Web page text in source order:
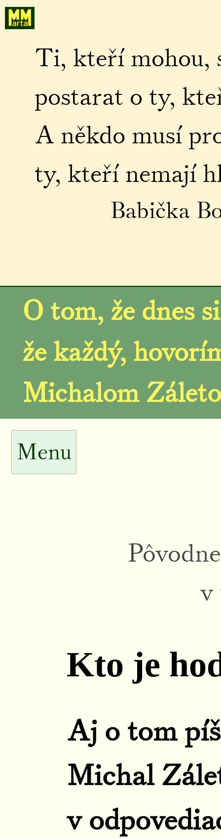
Ti, kteří mohou,
postarat o ty,
A někdo musí
ty, kteří nemají
Babička
O tom, že dnes
že každý,
Michalom
Menu
v
Kto je
Aj o tom
Michal
v